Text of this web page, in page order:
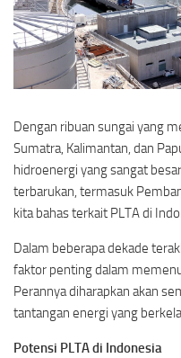
Dengan ribuan sungai yang
Sumatra, Kalimantan, dan
hidroenergi yang sangat
terbarukan, termasuk
kita bahas terkait PLTA di
Dalam beberapa dekade
faktor penting dalam
Perannya diharapkan akan
tantangan energi yang
Potensi PLTA di Indonesia